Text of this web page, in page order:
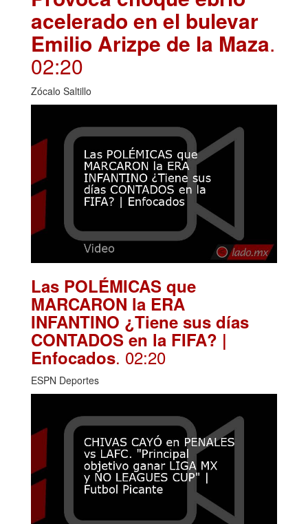
acelerado en el bulevar
Emilio Arizpe de la Maza.
02:20
Zócalo Saltillo
Las POLÉMICAS que
MARCARON la ERA
INFANTINO ¿Tiene sus días
CONTADOS en la FIFA? |
Enfocados. 02:20
ESPN Deportes